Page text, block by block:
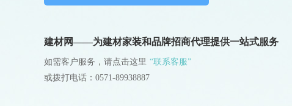
建材网——为建材家装和品牌招商代理提供一站式服务
如需客户服务，请点击这里 “联系客服”
或拨打电话：0571-89938887